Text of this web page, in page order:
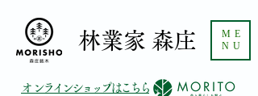
​林業家 森庄
​オンラインショップはこちら
ME
NU